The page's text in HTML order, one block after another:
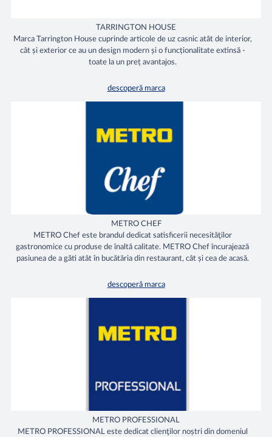
TARRINGTON HOUSE
Marca Tarrington House cuprinde articole de uz casnic atât de interior,
cât și exterior ce au un design modern și o funcționalitate extinsă -
toate la un preț avantajos.
descoperă marca
METRO CHEF
METRO Chef este brandul dedicat satisficerii necesităţilor
gastronomice cu produse de înaltă calitate. METRO Chef încurajează
pasiunea de a găti atât în bucătăria din restaurant, cât și cea de acasă.
descoperă marca
METRO PROFESSIONAL
METRO PROFESSIONAL este dedicat clienţilor noștri din domeniul